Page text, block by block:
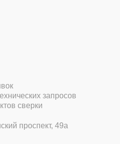
запросов
сверки
проспект, 49а